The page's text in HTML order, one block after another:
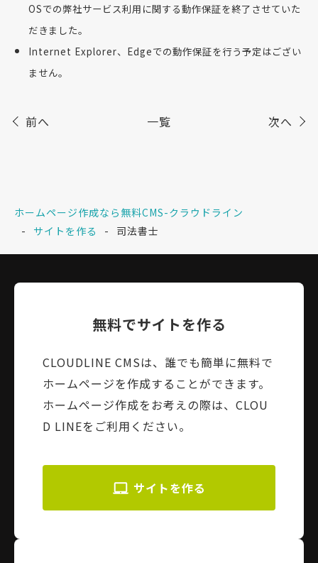
OSでの弊社サービス利用に関する動作保証を終了させていた
だきました。
Internet Explorer、Edgeでの動作保証を行う予定はござい
ません。
前へ 一覧 次へ
ホームページ作成なら無料CMS-クラウドライン
サイトを作る
司法書士
無料でサイトを作る
CLOUDLINE CMSは、誰でも簡単に無料で
ホームページを作成することができます。
ホームページ作成をお考えの際は、CLOU
D LINEをご利用ください。
サイトを作る